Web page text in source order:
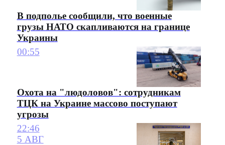
В подполье сообщили, что военные
грузы НАТО скапливаются на границе
Украины
00:55
Охота на "людоловов": сотрудникам
ТЦК на Украине массово поступают
угрозы
22:46
5 АВГ